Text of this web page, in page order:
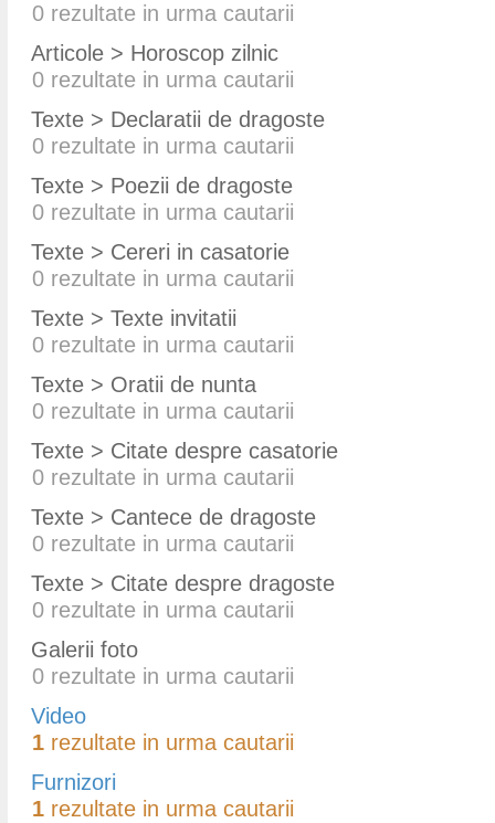
0 rezultate in urma cautarii
Articole > Horoscop zilnic
0 rezultate in urma cautarii
Texte > Declaratii de dragoste
0 rezultate in urma cautarii
Texte > Poezii de dragoste
0 rezultate in urma cautarii
Texte > Cereri in casatorie
0 rezultate in urma cautarii
Texte > Texte invitatii
0 rezultate in urma cautarii
Texte > Oratii de nunta
0 rezultate in urma cautarii
Texte > Citate despre casatorie
0 rezultate in urma cautarii
Texte > Cantece de dragoste
0 rezultate in urma cautarii
Texte > Citate despre dragoste
0 rezultate in urma cautarii
Galerii foto
0 rezultate in urma cautarii
Video
1 rezultate in urma cautarii
Furnizori
1 rezultate in urma cautarii